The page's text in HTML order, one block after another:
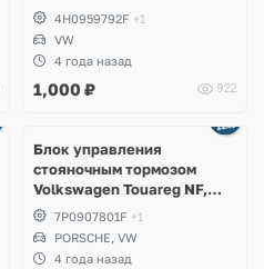
4H0959792F +1
VW
4 года назад
1,000 ₽ 922
Блок управления
стояночным тормозом
Volkswagen Touareg NF,
Porsche Cayenne 958
7P0907801F +1
PORSCHE, VW
4 года назад